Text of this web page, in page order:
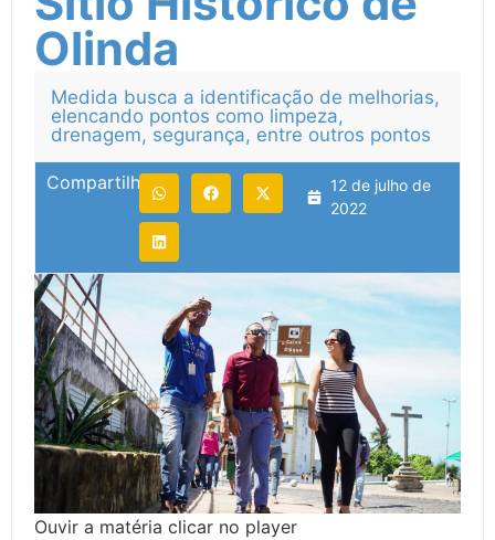
Olinda
Medida busca a identificação de melhorias,
elencando pontos como limpeza,
drenagem, segurança, entre outros pontos
Compartilhe:
12 de julho de
2022
Ouvir a matéria clicar no player